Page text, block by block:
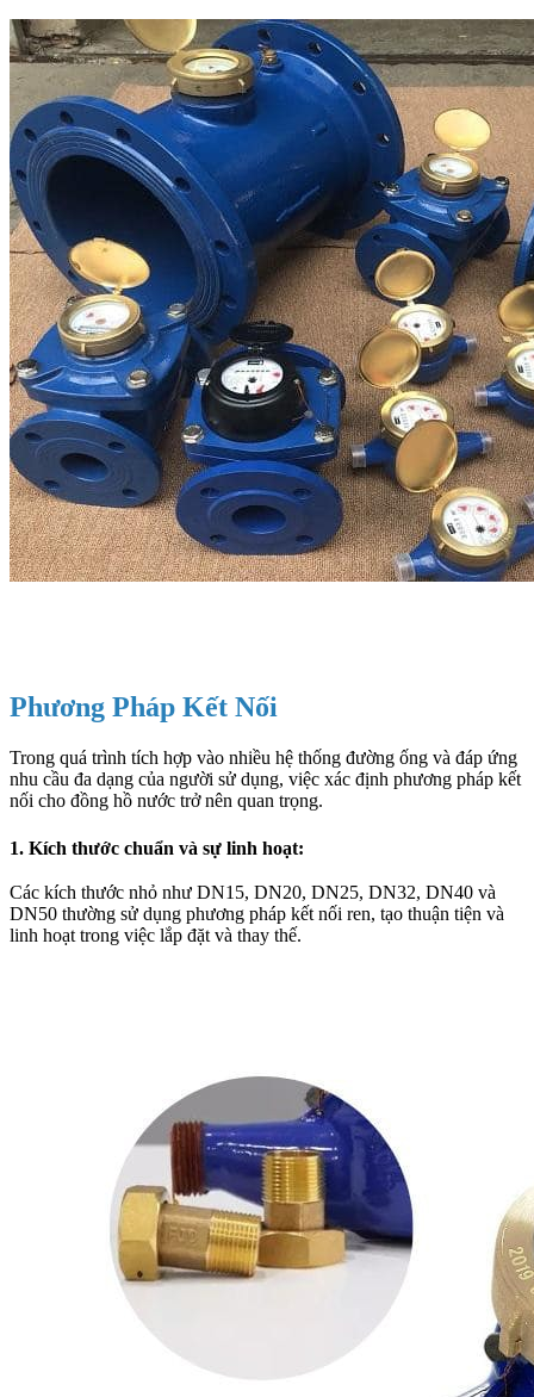
Phương Pháp Kết Nối
Trong quá trình tích hợp vào nhiều hệ thống đường ống và đáp ứng
nhu cầu đa dạng của người sử dụng, việc xác định phương pháp kết
nối cho đồng hồ nước trở nên quan trọng.
1. Kích thước chuẩn và sự linh hoạt:
Các kích thước nhỏ như DN15, DN20, DN25, DN32, DN40 và
DN50 thường sử dụng phương pháp kết nối ren, tạo thuận tiện và
linh hoạt trong việc lắp đặt và thay thế.